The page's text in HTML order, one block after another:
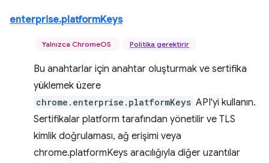
enterprise.platformKeys
Yalnızca ChromeOS Politika gerektirir
Bu anahtarlar için anahtar oluşturmak ve sertifika
yüklemek üzere
chrome.enterprise.platformKeys API'yi kullanın.
Sertifikalar platform tarafından yönetilir ve TLS
kimlik doğrulaması, ağ erişimi veya
chrome.platformKeys aracılığıyla diğer uzantılar